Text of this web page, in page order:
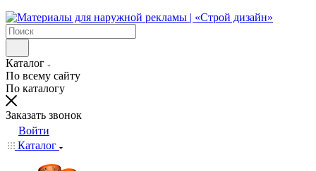
Каталог
По всему сайту
По каталогу
Заказать звонок
Войти
Каталог